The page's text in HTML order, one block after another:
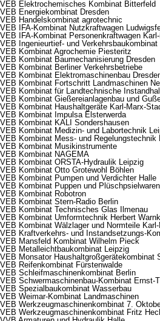
VEB Elektrochemisches Kombinat Bitterfeld
VEB Energiekombinat Dresden
VEB Handelskombinat agrotechnic
VEB IFA-Kombinat Nutzkraftwagen
VEB IFA-Kombinat Personenkraftwagen
VEB Ingenieurtief- und
VEB Kombinat Agrochemie Piesteritz
VEB Kombinat Baumechanisierung Dresden
VEB Kombinat Berliner Verkehrsbetriebe
VEB Kombinat Elektromaschinenbau
VEB Kombinat Fortschritt Landmaschinen
VEB Kombinat für Landtechnische
VEB Kombinat Gießereianlagenbau und
VEB Kombinat Haushaltgeräte Karl-Marx-
VEB Kombinat Impulsa Elsterwerda
VEB Kombinat KALI Sondershausen
VEB Kombinat Medizin- und Labortechnik
VEB Kombinat Mess- und Regelungstechnik
VEB Kombinat Musikinstrumente
VEB Kombinat NAGEMA
VEB Kombinat ORSTA-Hydraulik Leipzig
VEB Kombinat Otto Grotewohl Böhlen
VEB Kombinat Pumpen und Verdichter Halle
VEB Kombinat Puppen und Plüschpsielwaren
VEB Kombinat Robotron
VEB Kombinat Stern-Radio Berlin
VEB Kombinat Technisches Glas Ilmenau
VEB Kombinat Umformtechnik Herbert
VEB Kombinat Wälzlager und Normteile
VEB Kraftverkehrs- und Instandsetzungs-
VEB Mansfeld Kombinat Wilhelm Pieck
VEB Metalleichtbaukombinat Leipzig
VEB Monsator Haushaltgroßgerätekombinat
VEB Reifenkombinat Fürstenwalde
VEB Schleifmaschinenkombinat Berlin
VEB Schwermaschinenbau-Kombinat Ernst-
VEB Spezialbaukombinat Wasserbau
VEB Weimar-Kombinat Landmaschinen
VEB Werkzeugmaschinenkombinat 7.
VEB Werkzeugmaschinenkombinat Fritz